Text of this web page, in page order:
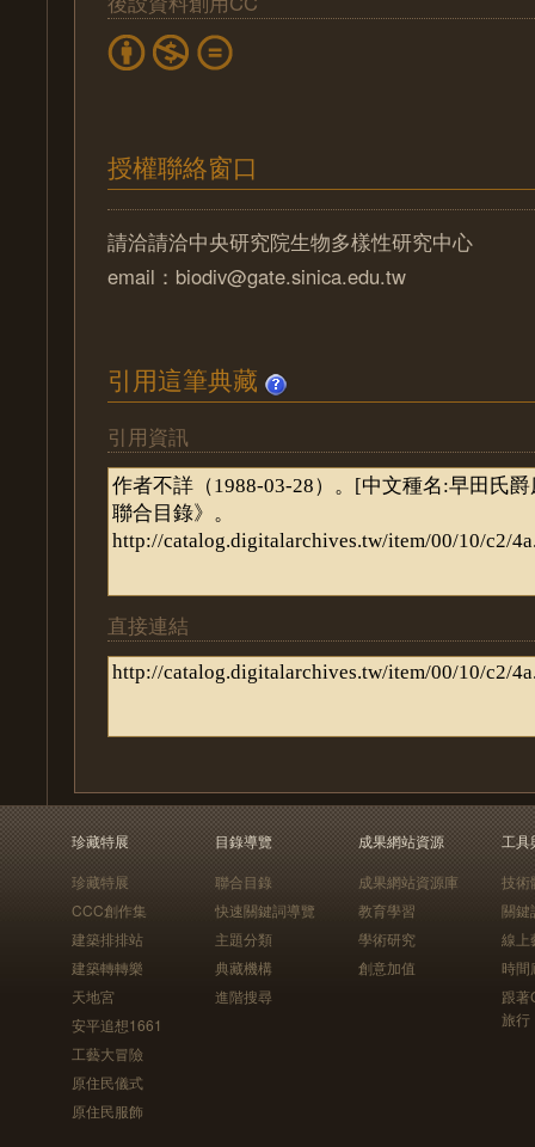
授權聯絡窗口
請洽請洽中央研究院生物多樣性研究中心
email：biodiv@gate.sinica.edu.tw
引用這筆典藏
引用資訊
直接連結
珍藏特展
珍藏特展
CCC創作集
建築排排站
建築轉轉樂
天地宮
安平追想1661
工藝大冒險
原住民儀式
原住民服飾
目錄導覽
聯合目錄
快速關鍵詞導覽
主題分類
典藏機構
進階搜尋
成果網站資源
成果網站資源庫
教育學習
學術研究
創意加值
工具
技術
關鍵
線上
時間
跟
旅行